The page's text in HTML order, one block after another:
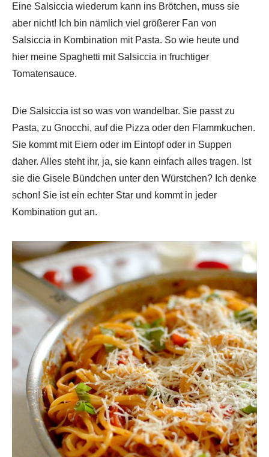
Eine Salsiccia wiederum kann ins Brötchen, muss sie
aber nicht! Ich bin nämlich viel größerer Fan von
Salsiccia in Kombination mit Pasta. So wie heute und
hier meine Spaghetti mit Salsiccia in fruchtiger
Tomatensauce.
Die Salsiccia ist so was von wandelbar. Sie passt zu
Pasta, zu Gnocchi, auf die Pizza oder den Flammkuchen.
Sie kommt mit Eiern oder im Eintopf oder in Suppen
daher. Alles steht ihr, ja, sie kann einfach alles tragen. Ist
sie die Gisele Bündchen unter den Würstchen? Ich denke
schon! Sie ist ein echter Star und kommt in jeder
Kombination gut an.